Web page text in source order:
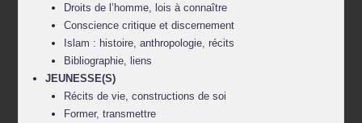
Droits de l’homme, lois à connaître
Conscience critique et discernement
Islam : histoire, anthropologie, récits
Bibliographie, liens
JEUNESSE(S)
Récits de vie, constructions de soi
Former, transmettre